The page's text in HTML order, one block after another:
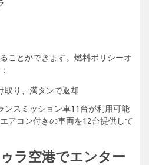
ことができます。燃料ポリシーオ
取り、満タンで返却
ンスミッション車11台が利用可能
アコン付きの車両を12台提供して
ラ空港でエンター